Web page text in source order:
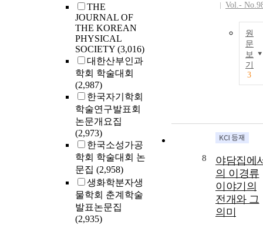
THE
JOURNAL OF
THE KOREAN
PHYSICAL
SOCIETY (3,016)
대한산부인과
학회 학술대회
(2,987)
한국자기학회
학술연구발표회
논문개요집
(2,973)
한국소성가공
학회 학술대회 논
문집 (2,958)
생화학분자생
물학회 춘계학술
발표논문집
(2,935)
Vol.-
원
문
보
기
3
8
야담집에
의 이경류
이야기의
전개와 그
의미